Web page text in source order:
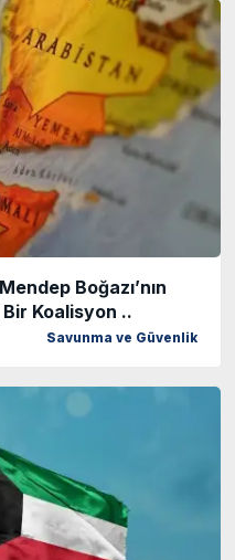
Boğazı’nın
Koalisyon ..
Savunma ve Güvenlik